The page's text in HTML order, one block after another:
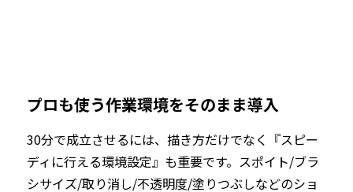
プロも使う作業環境をそのまま導入
30分で成立させるには、描き方だけでなく『スピー
ディに行える環境設定』も重要です。スポイト/ブラ
シサイズ/取り消し/不透明度/塗りつぶしなどのショ